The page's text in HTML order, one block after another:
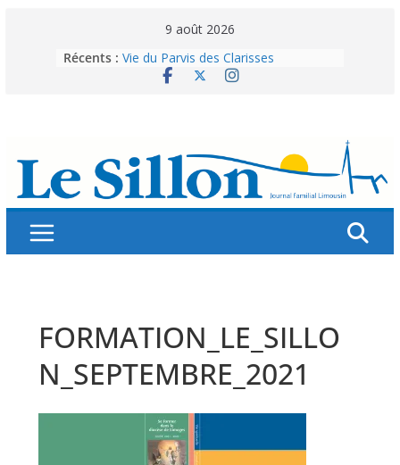
9 août 2026
Récents : Vie du Parvis des Clarisses
La brochure « Des vacances
Splendeurs murales de nos églises
Abonnez-vous ! Réabonnez-vous !
FORMATION_LE_SILLO
N_SEPTEMBRE_2021